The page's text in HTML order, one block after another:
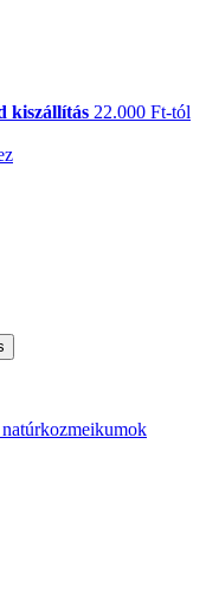
kiszállítás 22.000 Ft-tól